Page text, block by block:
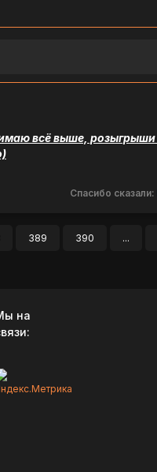
всё выше, розыгрыши
Спасибо сказали:
389 390 ...
на